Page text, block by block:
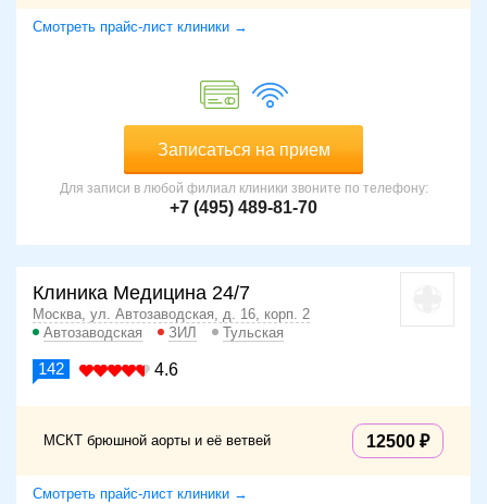
Смотреть прайс-лист клиники →
Записаться на прием
Для записи в любой филиал клиники звоните по телефону:
+7 (495) 489-81-70
Клиника Медицина 24/7
Москва, ул. Автозаводская, д. 16, корп. 2
Автозаводская
ЗИЛ Тульская
142 4.6
МСКТ брюшной аорты и её ветвей 12500
Смотреть прайс-лист клиники →